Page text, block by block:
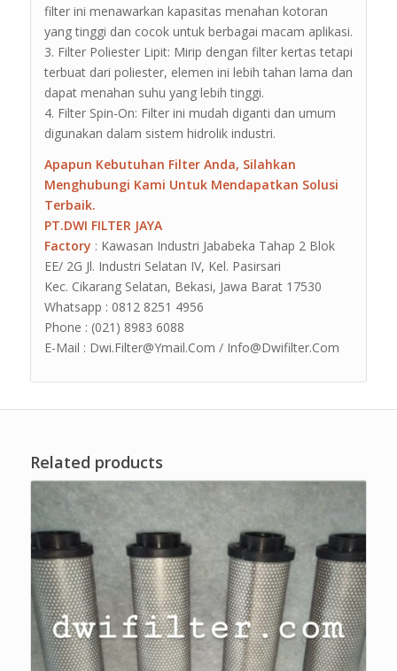
filter ini menawarkan kapasitas menahan kotoran
yang tinggi dan cocok untuk berbagai macam aplikasi.
3. Filter Poliester Lipit: Mirip dengan filter kertas tetapi
terbuat dari poliester, elemen ini lebih tahan lama dan
dapat menahan suhu yang lebih tinggi.
4. Filter Spin-On: Filter ini mudah diganti dan umum
digunakan dalam sistem hidrolik industri.
Apapun Kebutuhan Filter Anda, Silahkan
Menghubungi Kami Untuk Mendapatkan Solusi
Terbaik.
PT.DWI FILTER JAYA
Factory : Kawasan Industri Jababeka Tahap 2 Blok
EE/ 2G Jl. Industri Selatan IV, Kel. Pasirsari
Kec. Cikarang Selatan, Bekasi, Jawa Barat 17530
Whatsapp : 0812 8251 4956
Phone : (021) 8983 6088
E-Mail : Dwi.Filter@Ymail.Com / Info@Dwifilter.Com
Related products